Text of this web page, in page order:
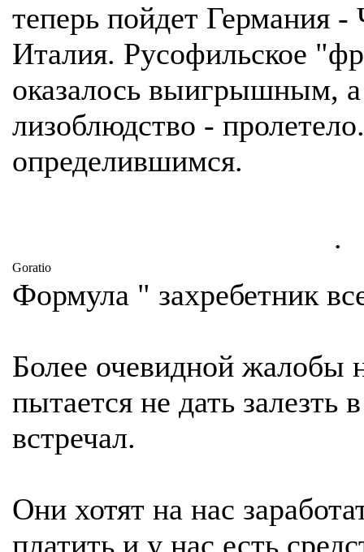
теперь пойдет Германия
Италия. Русофильское
оказалось выигрышным, а
лизоблюдство -
определившимся.
.
Goratio
Формула " захребетник
Более очевидной жалобы
пытается не дать залезть
встречал.
Они хотят на нас
платить и у нас есть